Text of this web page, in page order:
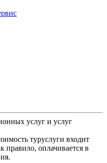
услуг и услуг
туруслуги входит
правило, оплачивается в